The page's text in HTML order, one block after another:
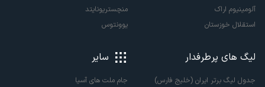
آلومینیوم اراک
استقلال خوزستان
منچستریونایتد
یوونتوس
لیگ های پرطرفدار
جدول لیگ برتر ایران (خلیج فارس)
سایر
جام ملت های آسیا